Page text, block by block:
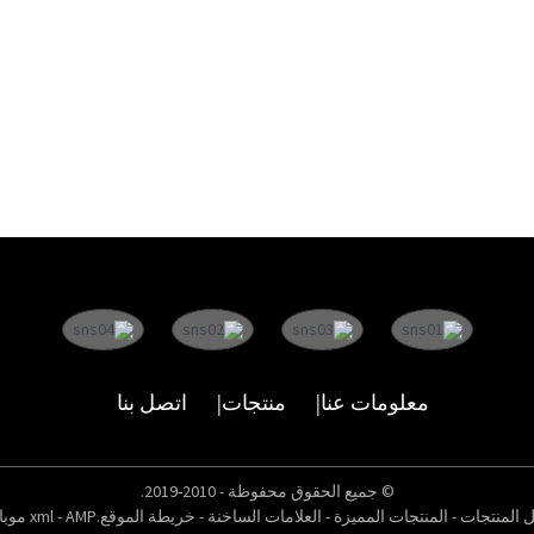
معلومات عنا منتجات اتصل بنا
© جميع الحقوق محفوظة - 2010-2019.
المنتجات - المنتجات المميزة - العلامات الساخنة - خريطة الموقع.xml -AMP موبايل